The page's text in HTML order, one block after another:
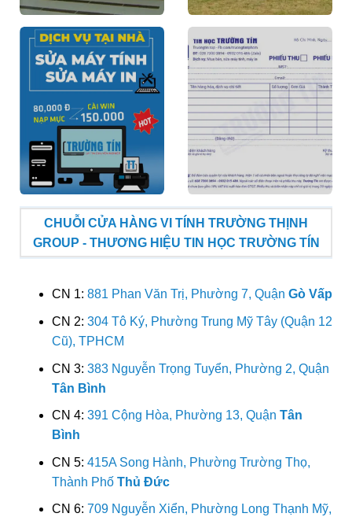
CHUỖI CỬA HÀNG VI TÍNH TRƯỜNG THỊNH
GROUP - THƯƠNG HIỆU TIN HỌC TRƯỜNG TÍN
CN 1: 881 Phan Văn Trị, Phường 7, Quận Gò Vấp
CN 2: 304 Tô Ký, Phường Trung Mỹ Tây (Quận 12
Cũ), TPHCM
CN 3: 383 Nguyễn Trọng Tuyển, Phường 2, Quận
Tân Bình
CN 4: 391 Cộng Hòa, Phường 13, Quận Tân
Bình
CN 5: 415A Song Hành, Phường Trường Thọ,
Thành Phố Thủ Đức
CN 6: 709 Nguyễn Xiển, Phường Long Thạnh Mỹ,